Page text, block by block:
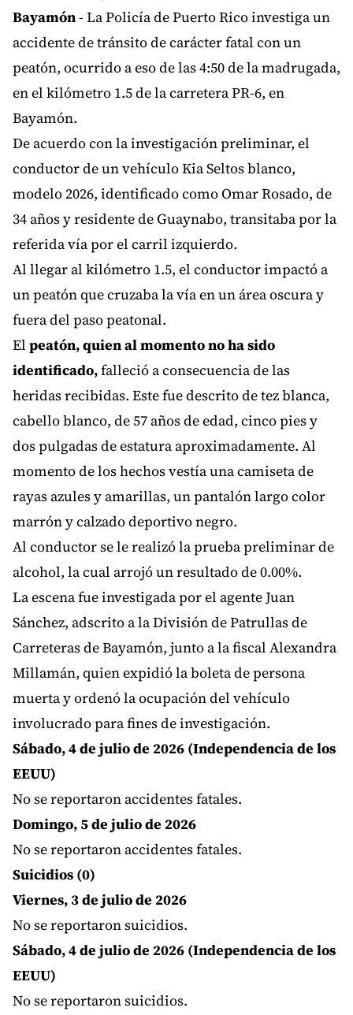
Bayamón- La Policía de Puerto Rico investiga un
accidente de tránsito de carácter fatal con un
peatón, ocurrido a eso de las 4:50 de la madrugada,
en el kilómetro 1.5 de la carretera PR-6, en
Bayamón.
De acuerdo con la investigación preliminar, el
conductor de un vehículo Kia Seltos blanco,
modelo 2026, identificado como Omar Rosado, de
34 años y residente de Guaynabo, transitaba por la
referida vía por el carril izquierdo.
Al llegar al kilómetro 1.5, el conductor impactó a
un peatón que cruzaba la vía en un área oscura y
fuera del paso peatonal.
El peatón, quien al momento no ha sido
identificado,falleció a consecuencia de las
heridas recibidas. Este fue descrito de tez blanca,
cabello blanco, de 57 años de edad, cinco pies y
dos pulgadas de estatura aproximadamente. Al
momento de los hechos vestía una camiseta de
rayas azules y amarillas, un pantalón largo color
marrón y calzado deportivo negro.
Al conductor se le realizó la prueba preliminar de
alcohol, la cual arrojó un resultado de 0.00%.
La escena fue investigada por el agente Juan
Sánchez, adscrito a la División de Patrullas de
Carreteras de Bayamón, junto a la fiscal Alexandra
Millamán, quien expidió la boleta de persona
muerta y ordenó la ocupación del vehículo
involucrado para fines de investigación.
Sábado, 4 de julio de 2026 (Independencia de los
EEUU)
No se reportaron accidentes fatales.
Domingo, 5 de julio de 2026
No se reportaron accidentes fatales.
Suicidios (0)
Viernes, 3 de julio de 2026
No se reportaron suicidios.
Sábado, 4 de julio de 2026 (Independencia de los
EEUU)
No se reportaron suicidios.